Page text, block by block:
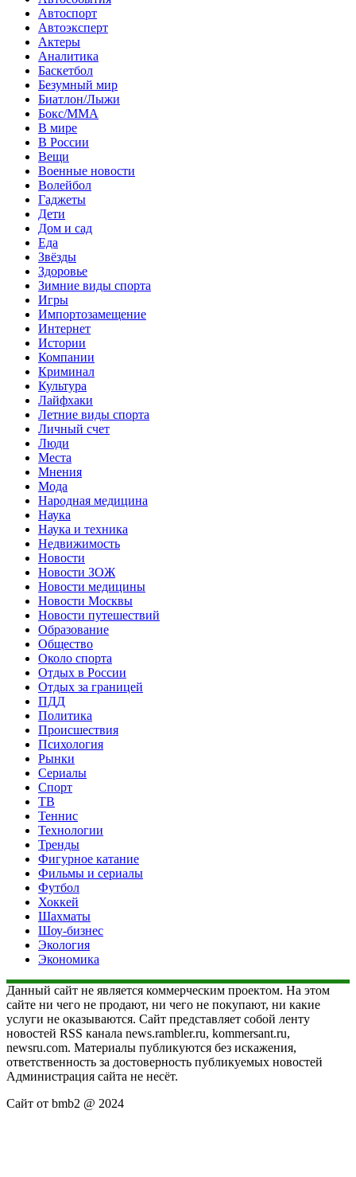
Автоспорт
Автоэксперт
Актеры
Аналитика
Баскетбол
Безумный мир
Биатлон/Лыжи
Бокс/MMA
В мире
В России
Вещи
Военные новости
Волейбол
Гаджеты
Дети
Дом и сад
Еда
Звёзды
Здоровье
Зимние виды спорта
Игры
Импортозамещение
Интернет
Истории
Компании
Криминал
Культура
Лайфхаки
Летние виды спорта
Личный счет
Люди
Места
Мнения
Мода
Народная медицина
Наука
Наука и техника
Недвижимость
Новости
Новости ЗОЖ
Новости медицины
Новости Москвы
Новости путешествий
Образование
Общество
Около спорта
Отдых в России
Отдых за границей
ПДД
Политика
Происшествия
Психология
Рынки
Сериалы
Спорт
ТВ
Теннис
Технологии
Тренды
Фигурное катание
Фильмы и сериалы
Футбол
Хоккей
Шахматы
Шоу-бизнес
Экология
Экономика
Данный сайт не является коммерческим проектом. На этом
сайте ни чего не продают, ни чего не покупают, ни какие
услуги не оказываются. Сайт представляет собой ленту
новостей RSS канала news.rambler.ru, kommersant.ru,
newsru.com. Материалы публикуются без искажения,
ответственность за достоверность публикуемых новостей
Администрация сайта не несёт.
Сайт от bmb2 @ 2024